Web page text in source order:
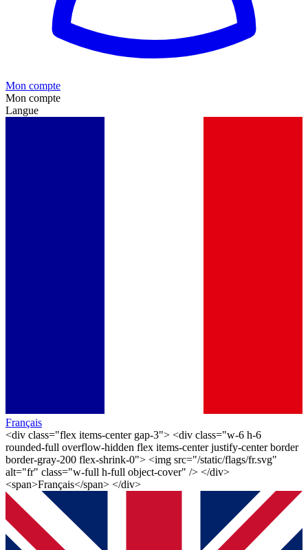
Mon compte
Mon compte
Langue
Français
<div class="flex items-center gap-3"> <div class="w-6 h-6
rounded-full overflow-hidden flex items-center justify-center border
border-gray-200 flex-shrink-0"> <img src="/static/flags/fr.svg"
alt="fr" class="w-full h-full object-cover" /> </div>
<span>Français</span> </div>